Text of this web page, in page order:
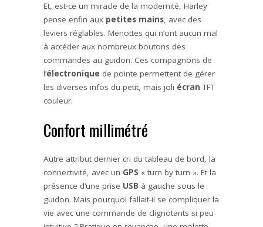
Et, est-ce un miracle de la modernité, Harley
pense enfin aux petites mains, avec des
leviers réglables. Menottes qui n’ont aucun mal
à accéder aux nombreux boutons des
commandes au guidon. Ces compagnons de
l’électronique de pointe permettent de gérer
les diverses infos du petit, mais joli écran TFT
couleur.
Confort millimétré
Autre attribut dernier cri du tableau de bord, la
connectivité, avec un GPS « turn by turn ». Et la
présence d’une prise USB à gauche sous le
guidon. Mais pourquoi fallait-il se compliquer la
vie avec une commande de clignotants si peu